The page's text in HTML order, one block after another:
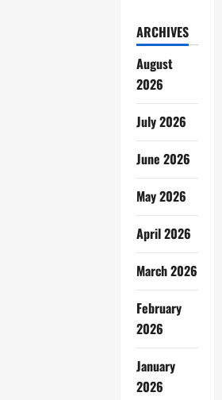
ARCHIVES
August
2026
July 2026
June 2026
May 2026
April 2026
March 2026
February
2026
January
2026